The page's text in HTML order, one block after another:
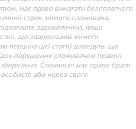
має право вимагати безоплатного
строк. вимоги споживача,
задоволенню, якщо
що задовольняє вимоги
першою цієї статті) доведуть, що
порушення споживачем правил
Споживач має право брати
особисто або через свого